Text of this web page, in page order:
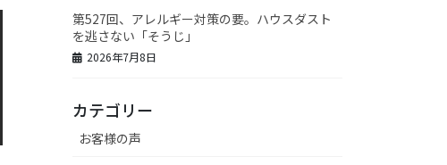
第527回、アレルギー対策の要。ハウスダスト
を逃さない「そうじ」
2026年7月8日
カテゴリー
お客様の声